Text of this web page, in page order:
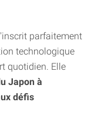
parfaitement
technologique
quotidien. Elle
Japon à
défis